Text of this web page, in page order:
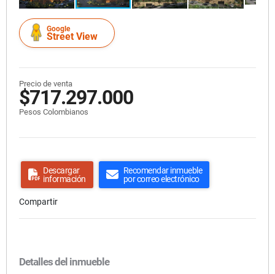
Google
Street View
Precio de venta
$717.297.000
Pesos Colombianos
Descargar
información
Recomendar inmueble
por correo electrónico
Compartir
Detalles del inmueble